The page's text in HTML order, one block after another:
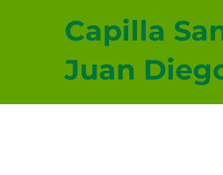
Capilla
Juan